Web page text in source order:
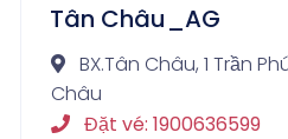
Tân Châu_AG
BX.Tân Châu, 1 Trần
Châu
Đặt vé: 1900636599